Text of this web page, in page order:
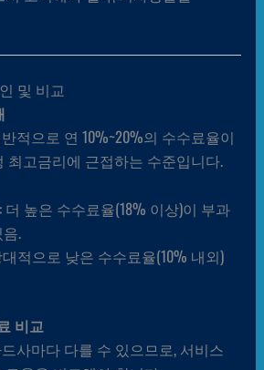
및 비교
적으로 연 10%~20%의 수수료율이
최고금리에 근접하는 수준입니다.
더 높은 수수료율(18% 이상)이 부과
.
적으로 낮은 수수료율(10% 내외)
비교
사마다 다를 수 있으므로, 서비스